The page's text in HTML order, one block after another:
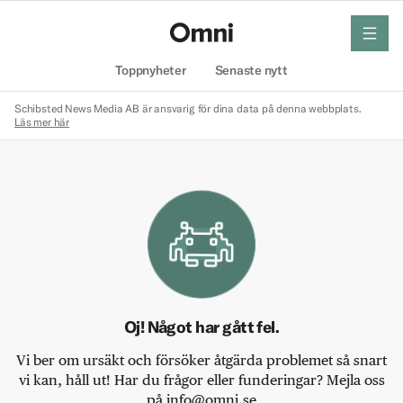
Toppnyheter Senaste nytt
meny
Schibsted News Media AB är ansvarig för dina data på denna webbplats.
Läs mer här
Oj! Något har gått fel.
Vi ber om ursäkt och försöker åtgärda problemet så snart
vi kan, håll ut! Har du frågor eller funderingar? Mejla oss